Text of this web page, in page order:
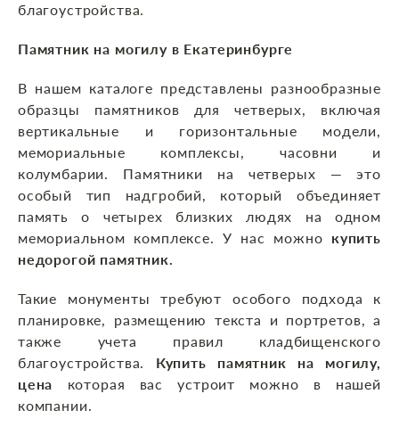
благоустройства.
Памятник на могилу в Екатеринбурге
В нашем каталоге представлены разнообразные
образцы памятников для четверых, включая
вертикальные и горизонтальные модели,
мемориальные комплексы, часовни и
колумбарии. Памятники на четверых — это
особый тип надгробий, который объединяет
память о четырех близких людях на одном
мемориальном комплексе. У нас можно купить
недорогой памятник.
Такие монументы требуют особого подхода к
планировке, размещению текста и портретов, а
также учета правил кладбищенского
благоустройства. Купить памятник на могилу,
цена которая вас устроит можно в нашей
компании.